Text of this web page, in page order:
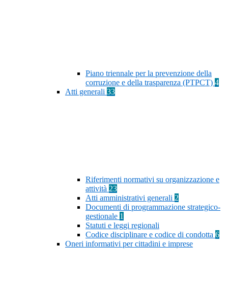
Piano triennale per la prevenzione della
corruzione e della trasparenza (PTPCT) 4
Atti generali 33
Riferimenti normativi su organizzazione e
attività 23
Atti amministrativi generali 2
Documenti di programmazione strategico-
gestionale 1
Statuti e leggi regionali
Codice disciplinare e codice di condotta 6
Oneri informativi per cittadini e imprese